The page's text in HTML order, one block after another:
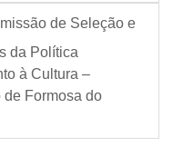
de Seleção e
da Política
à Cultura –
Formosa do